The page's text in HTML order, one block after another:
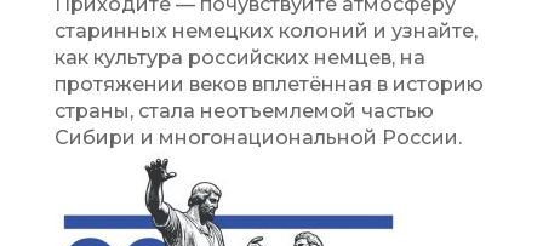
старинных немецких колоний и узнайте,
как культура российских немцев, на
протяжении веков вплетённая в историю
страны, стала неотъемлемой частью
Сибири и многонациональной России.